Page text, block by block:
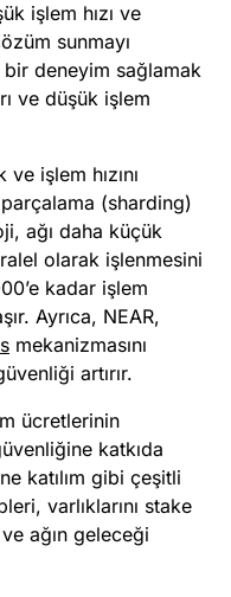
işlem hızı ve
sunmayı
bir deneyim sağlamak
ve düşük işlem
işlem hızını
(sharding)
ağı daha küçük
olarak işlenmesini
kadar işlem
Ayrıca, NEAR,
mekanizmasını
artırır.
ücretlerinin
katkıda
katılım gibi çeşitli
varlıklarını stake
ağın geleceği